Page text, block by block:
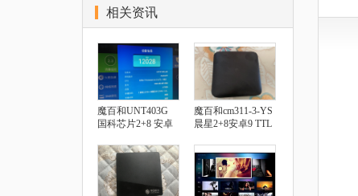
相关资讯
魔百和UNT403G
国科芯片2+8 安卓
教程
魔百和cm311-3-YS
晨星2+8安卓9 TTL